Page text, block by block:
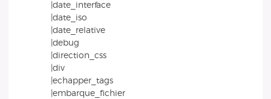
|date_interface
|date_iso
|date_relative
|debug
|direction_css
|div
|echapper_tags
|embarque_fichier